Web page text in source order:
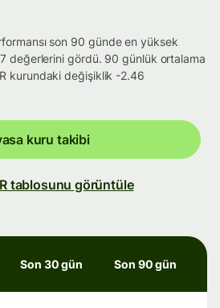
son 90 günde en yüksek
değerlerini gördü. 90 günlük ortalama
kurundaki değişiklik -2.46
kuru takibi
tablosunu görüntüle
Son 30 gün Son 90 gün